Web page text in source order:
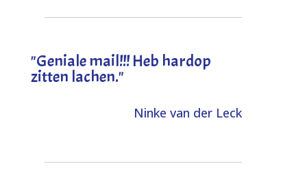
"Geniale mail!!! Heb hardop
zitten lachen."
Ninke van der Leck